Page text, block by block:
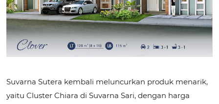
Suvarna Sutera kembali meluncurkan produk menarik,
yaitu Cluster Chiara di Suvarna Sari, dengan harga